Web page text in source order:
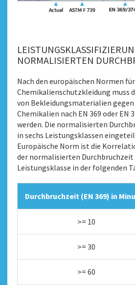
NORMALISIERTEN
Nach den europäischen Normen für
Chemikalienschutzkleidung muss
von Bekleidungsmaterialien
Chemikalien nach EN 369 oder EN
werden. Die normalisierten
in sechs Leistungsklassen
Europäische Norm ist die
der normalisierten Durchbruchzeit
Leistungsklasse in der folgenden
Durchbruchzeit (EN 369) in
>= 10
>= 30
>= 60